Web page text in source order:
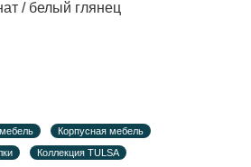
/ белый глянец
Корпусная мебель
Коллекция TULSA